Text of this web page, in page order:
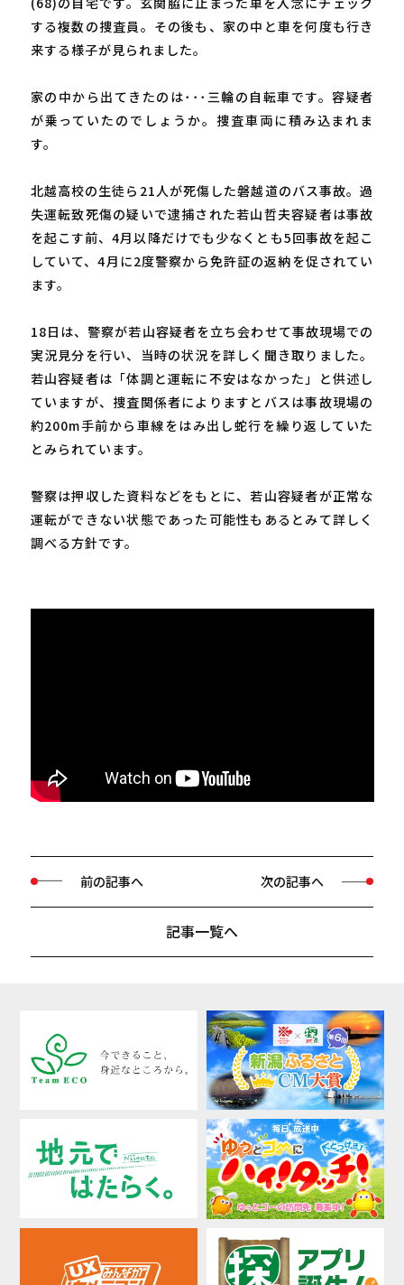
する複数の捜査員。その後も、家の中と車を何度も行き
来する様子が見られました。
家の中から出てきたのは･･･三輪の自転車です。容疑者
が乗っていたのでしょうか。捜査車両に積み込まれま
す。
北越高校の生徒ら21人が死傷した磐越道のバス事故。過
失運転致死傷の疑いで逮捕された若山哲夫容疑者は事故
を起こす前、4月以降だけでも少なくとも5回事故を起こ
していて、4月に2度警察から免許証の返納を促されてい
ます。
18日は、警察が若山容疑者を立ち会わせて事故現場での
実況見分を行い、当時の状況を詳しく聞き取りました。
若山容疑者は「体調と運転に不安はなかった」と供述し
ていますが、捜査関係者によりますとバスは事故現場の
約200m手前から車線をはみ出し蛇行を繰り返していた
とみられています。
警察は押収した資料などをもとに、若山容疑者が正常な
運転ができない状態であった可能性もあるとみて詳しく
調べる方針です。
前の記事へ
記事一覧へ
次の記事へ